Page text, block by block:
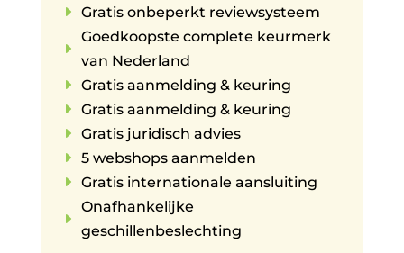
E Gratis onbeperkt reviewsysteem
E
Goedkoopste complete keurmerk
van Nederland
E Gratis aanmelding & keuring
E Gratis aanmelding & keuring
E Gratis juridisch advies
E 5 webshops aanmelden
E Gratis internationale aansluiting
E
Onafhankelijke
geschillenbeslechting